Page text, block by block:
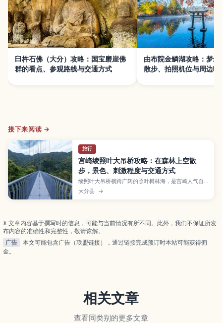
臼杵石佛（大分）攻略：国宝磨崖佛
群的看点、参观路线与交通方式
由布院金鳞湖攻略：梦
散步、拍照机位与周边咖
接下来阅读 →
旅行
宫崎绫照叶大吊桥攻略：在森林上空散
步，景色、刺激程度与交通方式
绫照叶大吊桥横跨广阔的照叶树林海，是宫崎人气自
然景点之一，走在桥上能俯瞰森林与溪谷，视野开阔
又带点刺激。本文整理最佳观景与拍照点、建议停留
大分县 →
※ 文章内容基于撰写时的信息，可能与当前情况有所不同。此外，我们不保证所发
布内容的准确性和完整性，敬请谅解。
广告
本文可能包含广告（联盟链接），通过链接完成预订时本站可能获得佣
金。
相关文章
查看同类别的更多文章